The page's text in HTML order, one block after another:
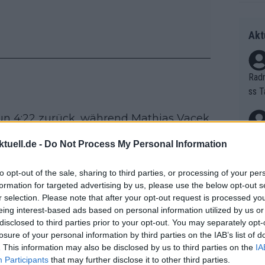
- Do Not Process My Personal Information
opt-out of the sale, sharing to third parties, or processing of your
for targeted advertising by us, please use the below opt-out
selection. Please note that after your opt-out request is processed
interest-based ads based on personal information utilized by us
to third parties prior to your opt-out. You may separately
of your personal information by third parties on the IAB’s list of
This information may also be disclosed by us to third parties on the
Participants that may further disclose it to other third parties.
4:22 zurück, während Mathias Vacek
Uhr auf Rang drei bei 4:27
Bild zu kennen
um zu halten. Der Alpecin -
vor Tim Wellens und trug dieses
einer bislang eher ruhigen Ronde von
ss
as
Auf
V?